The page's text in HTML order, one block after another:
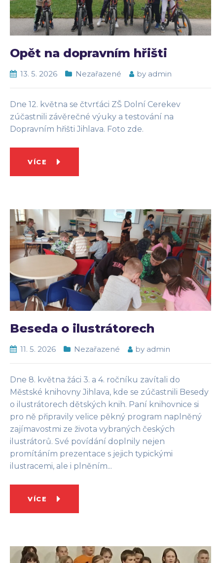
Opět na dopravním hřišti
13. 5. 2026 Nezařazené by admin
Dne 12. května se čtvrťáci ZŠ Dolní Cerekev
zúčastnili závěrečné výuky a testování na
Dopravním hřišti Jihlava. Foto zde.
VÍCE
Beseda o ilustrátorech
11. 5. 2026 Nezařazené by admin
Dne 8. května žáci 3. a 4. ročníku zavítali do
Městské knihovny Jihlava, kde se zúčastnili Besedy
o ilustrátorech dětských knih. Paní knihovnice si
pro ně připravily velice pěkný program naplněný
zajímavostmi ze života vybraných českých
ilustrátorů. Své povídání doplnily nejen
promítáním prezentace s jejich typickými
ilustracemi, ale i plněním...
VÍCE